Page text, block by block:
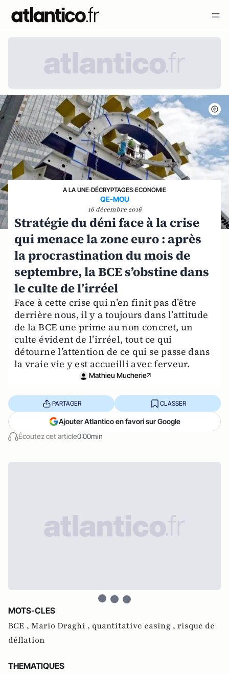
A LA UNE›DÉCRYPTAGES›ECONOMIE
QE-MOU
16 décembre 2016
Stratégie du déni face à la crise
qui menace la zone euro : après
la procrastination du mois de
septembre, la BCE s’obstine dans
le culte de l’irréel
Face à cette crise qui n’en finit pas d’être
derrière nous, il y a toujours dans l’attitude
de la BCE une prime au non concret, un
culte évident de l’irréel, tout ce qui
détourne l’attention de ce qui se passe dans
la vraie vie y est accueilli avec ferveur.
Mathieu Mucherie
Écoutez cet article0:00min
PARTAGER CLASSER
Ajouter Atlantico en favori sur Google
MOTS-CLES
BCE , Mario Draghi , quantitative easing , risque de
déflation
THEMATIQUES